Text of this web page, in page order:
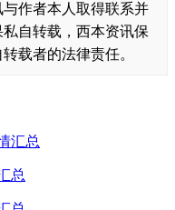
作者本人取得联系并
自转载，西本资讯保
载者的法律责任。
汇总
总